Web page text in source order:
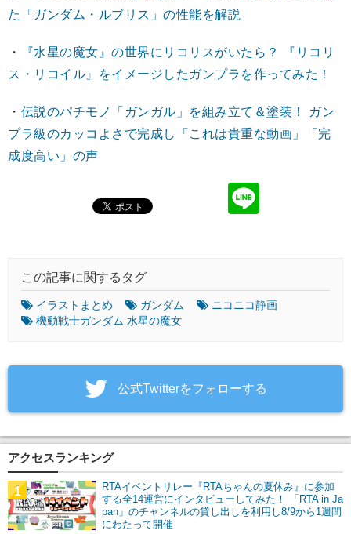
た「ガンダム・ルブリス」の性能を解説
・
『水星の魔女』の世界にリコリスがいたら？ 『リコリ
ス・リコイル』をイメージしたガンプラを作ってみた！
・ 伝説のパチモノ「ガンガル」を組み立て＆塗装！ ガン
プラ級のカッコよさで完成し「これは貴重な動画」「完
成度高い」の声
この記事に関するタグ
イラストまとめ ガンダム
ニコニコ静画
機動戦士ガンダム 水星の魔女
‎公式Twitterをフォローする
アクセスランキング
RTAイベントリレー『RTAちゃんの夏休み』に参加
する全14運営にインタビューしてみた！ 「RTA in Ja
pan」のチャンネルの貸し出しを利用し8/9から1週間
にわたって開催
1